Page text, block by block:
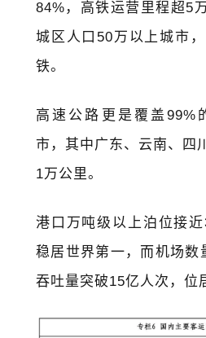
84%，高铁运营里程超5
城区人口50万以上城市
铁。
高速公路更是覆盖99%
市，其中广东、云南、四
1万公里。
港口万吨级以上泊位接
稳居世界第一，而机场数
吞吐量突破15亿人次，位